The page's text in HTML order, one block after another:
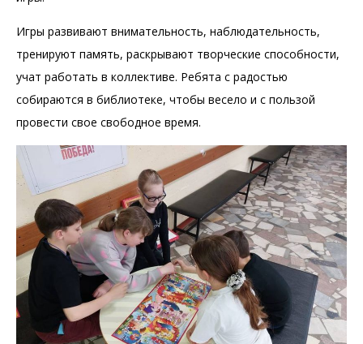
Игры развивают внимательность, наблюдательность,
тренируют память, раскрывают творческие способности,
учат работать в коллективе. Ребята с радостью
собираются в библиотеке, чтобы весело и с пользой
провести свое свободное время.